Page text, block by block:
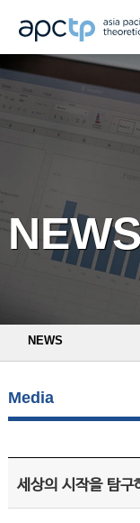
NEWS
Media
세상의 시작을 탐